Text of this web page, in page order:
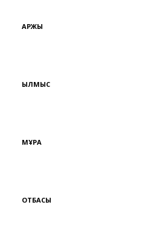
ҚАРЖЫ
ҚЫЛМЫС
МҰРА
ОТБАСЫ